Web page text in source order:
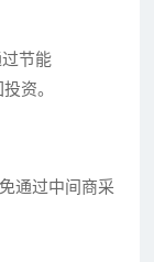
节能
资。
通过中间商采